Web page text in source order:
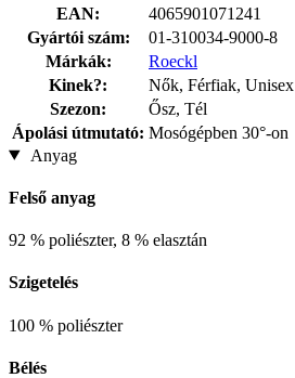
EAN:
4065901071241
Gyártói szám:
01-310034-9000-8
Márkák:
Roeckl
Kinek?:
Nők, Férfiak, Unisex
Szezon:
Ősz, Tél
Ápolási útmutató: Mosógépben 30°-on
Anyag
Felső anyag
92 % poliészter, 8 % elasztán
Szigetelés
100 % poliészter
Bélés